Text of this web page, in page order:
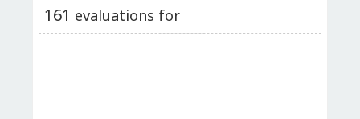
161 evaluations for